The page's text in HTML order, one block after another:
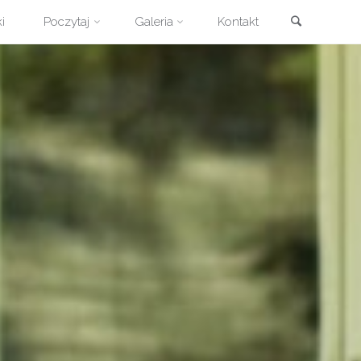
Poczytaj Galeria Kontakt